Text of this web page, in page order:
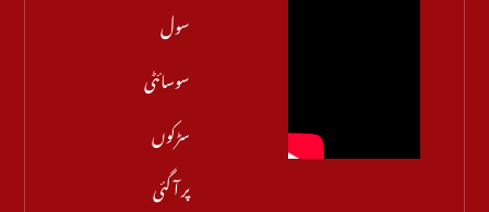
سول
سوسائٹی
سڑکوں
پر آ گئی